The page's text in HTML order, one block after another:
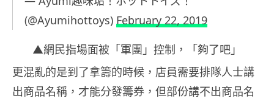
(@Ayumihottoys) February 22, 2019
▲網民指場面被「軍團」控制，「夠了吧」
更混亂的是到了拿籌的時候，店員需要排隊人士講
出商品名稱，才能分發籌券，但部份講不出商品名